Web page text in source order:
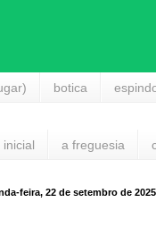
botica
inicial a freguesia
feira, 22 de setembro de 2025